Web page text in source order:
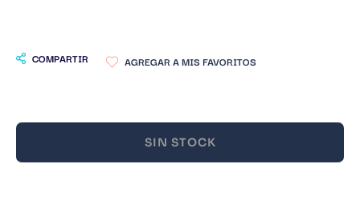
COMPARTIR
SIN STOCK